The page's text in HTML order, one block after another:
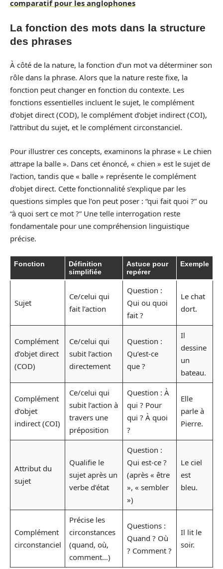
comparatif pour les anglophones
La fonction des mots dans la structure
des phrases
À côté de la nature, la fonction d’un mot va déterminer son
rôle dans la phrase. Alors que la nature reste fixe, la
fonction peut changer en fonction du contexte. Les
fonctions essentielles incluent le sujet, le complément
d’objet direct (COD), le complément d’objet indirect (COI),
l’attribut du sujet, et le complément circonstanciel.
Pour illustrer ces concepts, examinons la phrase « Le chien
attrape la balle ». Dans cet énoncé, « chien » est le sujet de
l’action, tandis que « balle » représente le complément
d’objet direct. Cette fonctionnalité s’explique par les
questions simples que l’on peut poser : “qui fait quoi ?” ou
“à quoi sert ce mot ?” Une telle interrogation reste
fondamentale pour une compréhension linguistique
précise.
Fonction
Définition
simplifiée
Astuce pour
repérer
Exemple
Sujet
Ce/celui qui
fait l’action
Question :
Qui ou quoi
fait ?
Le chat
dort.
Complément
d’objet direct
(COD)
Ce/celui qui
subit l’action
directement
Question :
Qu’est-ce
que ?
Il
dessine
un
bateau.
Complément
d’objet
indirect (COI)
Ce/celui qui
subit l’action à
travers une
préposition
Question : À
qui ? Pour
qui ? À quoi
?
Elle
parle à
Pierre.
Attribut du
sujet
Qualifie le
sujet après un
verbe d’état
Question :
Qui est-ce ?
(après « être
», « sembler
»)
Le ciel
est
bleu.
Complément
circonstanciel
Précise les
circonstances
(quand, où,
comment…)
Questions :
Quand ? Où
? Comment ?
Il lit le
soir.